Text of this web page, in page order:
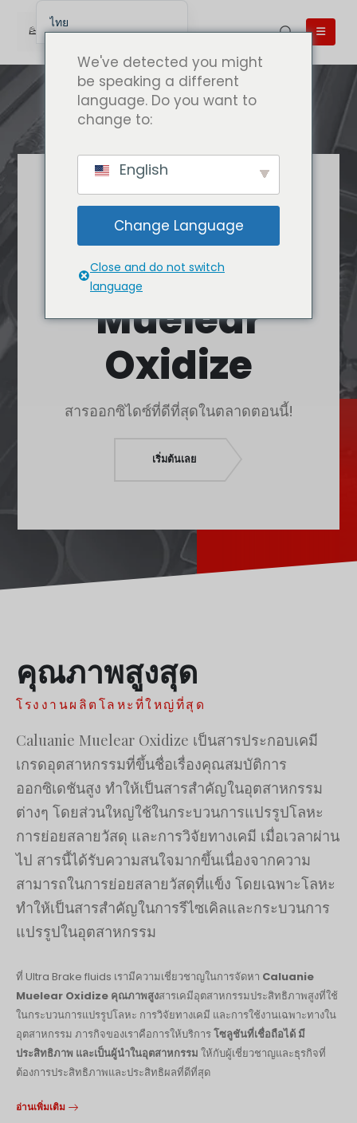
คาลัวนี่คุณภาพดี
ที่สุด
ซื้อ Caluanie
Muelear
Oxidize
สารออกซิไดซ์ที่ดีที่สุดในตลาดตอนนี้!
เริ่มต้นเลย
คุณภาพสูงสุด
โรงงานผลิตโลหะที่ใหญ่ที่สุด
Caluanie Muelear Oxidize เป็นสารประกอบเคมี
เกรดอุตสาหกรรมที่ขึ้นชื่อเรื่องคุณสมบัติการ
ออกซิเดชันสูง ทำให้เป็นสารสำคัญในอุตสาหกรรม
ต่างๆ โดยส่วนใหญ่ใช้ในกระบวนการแปรรูปโลหะ
การย่อยสลายวัสดุ และการวิจัยทางเคมี เมื่อเวลาผ่าน
ไป สารนี้ได้รับความสนใจมากขึ้นเนื่องจากความ
สามารถในการย่อยสลายวัสดุที่แข็ง โดยเฉพาะโลหะ
ทำให้เป็นสารสำคัญในการรีไซเคิลและกระบวนการ
แปรรูปในอุตสาหกรรม
ที่ Ultra Brake fluids เรามีความเชี่ยวชาญในการจัดหา Caluanie
Muelear Oxidize คุณภาพสูงสารเคมีอุตสาหกรรมประสิทธิภาพสูงที่ใช้
ในกระบวนการแปรรูปโลหะ การวิจัยทางเคมี และการใช้งานเฉพาะทางใน
อุตสาหกรรม ภารกิจของเราคือการให้บริการโซลูชันที่เชื่อถือได้ มี
ประสิทธิภาพ และเป็นผู้นำในอุตสาหกรรม ให้กับผู้เชี่ยวชาญและธุรกิจที่
ต้องการประสิทธิภาพและประสิทธิผลที่ดีที่สุด
อ่านเพิ่มเติม
We've detected you might
be speaking a different
language. Do you want to
change to:
English
Change Language
Close and do not switch
language
ไทย
English (UK)
English (Australia)
English (Canada)
English (New Zealand)
Беларуская мова
Deutsch
Français
Čeština
Հայերեն
Русский
עִבְרִית
Română
Български
Dansk
Português
Nederlands
Nederlands (België)
Кыргызча
ဗမာစာ
ພາສາລາວ